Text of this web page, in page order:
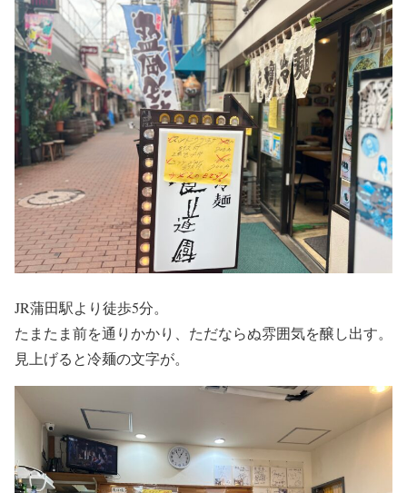
JR蒲田駅より徒歩5分。
たまたま前を通りかかり、ただならぬ雰囲気を醸し出す。
見上げると冷麺の文字が。